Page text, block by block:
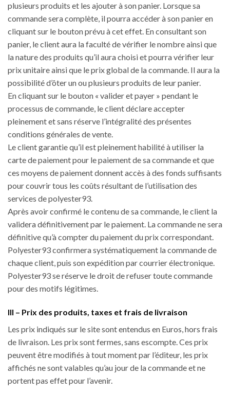
plusieurs produits et les ajouter à son panier. Lorsque sa
commande sera complète, il pourra accéder à son panier en
cliquant sur le bouton prévu à cet effet. En consultant son
panier, le client aura la faculté de vérifier le nombre ainsi que
la nature des produits qu’il aura choisi et pourra vérifier leur
prix unitaire ainsi que le prix global de la commande. Il aura la
possibilité d’ôter un ou plusieurs produits de leur panier.
En cliquant sur le bouton « valider et payer » pendant le
processus de commande, le client déclare accepter
pleinement et sans réserve l’intégralité des présentes
conditions générales de vente.
Le client garantie qu’il est pleinement habilité à utiliser la
carte de paiement pour le paiement de sa commande et que
ces moyens de paiement donnent accès à des fonds suffisants
pour couvrir tous les coûts résultant de l’utilisation des
services de polyester93.
Après avoir confirmé le contenu de sa commande, le client la
validera définitivement par le paiement. La commande ne sera
définitive qu’à compter du paiement du prix correspondant.
Polyester93 confirmera systématiquement la commande de
chaque client, puis son expédition par courrier électronique.
Polyester93 se réserve le droit de refuser toute commande
pour des motifs légitimes.
III – Prix des produits, taxes et frais de livraison
Les prix indiqués sur le site sont entendus en Euros, hors frais
de livraison. Les prix sont fermes, sans escompte. Ces prix
peuvent être modifiés à tout moment par l’éditeur, les prix
affichés ne sont valables qu’au jour de la commande et ne
portent pas effet pour l’avenir.